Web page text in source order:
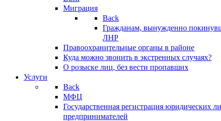
Миграция
Back
Гражданам, вынужденно
ЛНР
Правоохранительные органы в районе
Куда можно звонить в экстренных случаях?
О розыске лиц, без вести пропавших
Услуги
Back
МФЦ
Государственная регистрация юридических
предпринимателей